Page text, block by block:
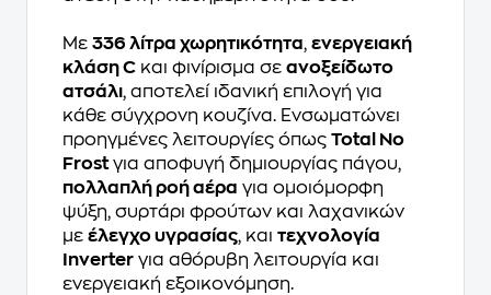
Με 336 λίτρα χωρητικότητα, ενεργειακή
κλάση C και φινίρισμα σε ανοξείδωτο
ατσάλι, αποτελεί ιδανική επιλογή για
κάθε σύγχρονη κουζίνα. Ενσωματώνει
προηγμένες λειτουργίες όπως Total No
Frostγια αποφυγή δημιουργίας πάγου,
πολλαπλή ροή αέρα για ομοιόμορφη
ψύξη, συρτάρι φρούτων και λαχανικών
με έλεγχο υγρασίας, και τεχνολογία
Inverter για αθόρυβη λειτουργία και
ενεργειακή εξοικονόμηση.